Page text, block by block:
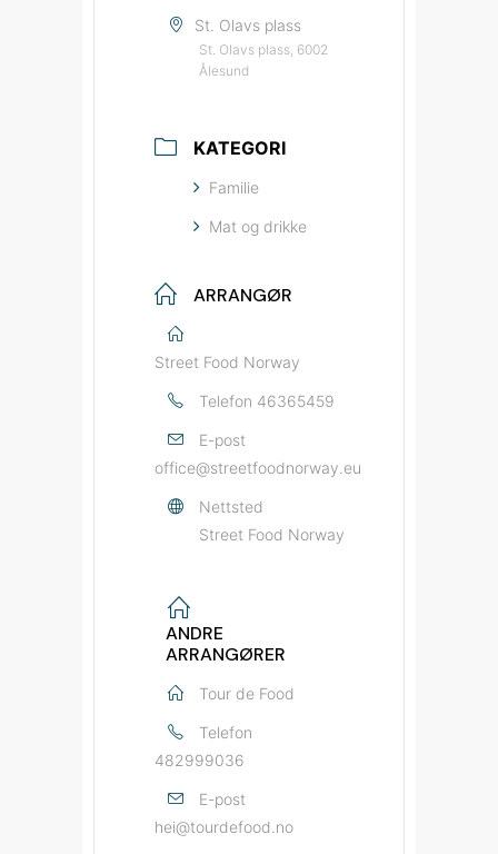
St. Olavs plass
St. Olavs plass, 6002
Ålesund
KATEGORI
Familie
Mat og drikke
ARRANGØR
Street Food Norway
Telefon 46365459
E-post
office@streetfoodnorway.eu
Nettsted
Street Food Norway
ANDRE
ARRANGØRER
Tour de Food
Telefon
482999036
E-post
hei@tourdefood.no